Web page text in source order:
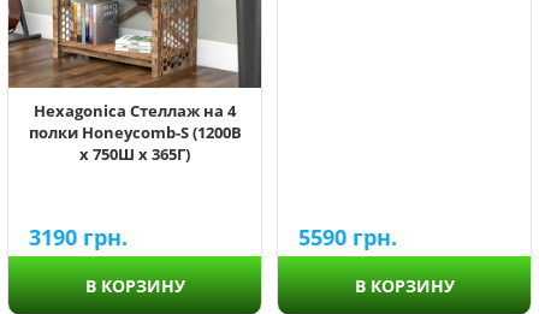
Hexagonica Стеллаж на 4
полки Honeycomb-S (1200В
х 750Ш х 365Г)
3190 грн.
В КОРЗИНУ
5590 грн.
В КОРЗИНУ